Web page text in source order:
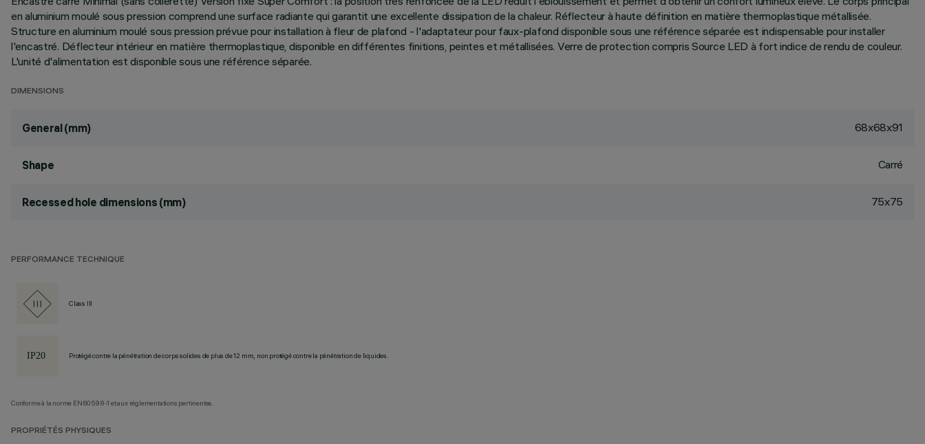
en aluminium moulé sous pression comprend une surface radiante qui garantit une excellente dissipation de la chaleur. Réflecteur à haute définition en matière thermoplastique métallisée.
Structure en aluminium moulé sous pression prévue pour installation à fleur de plafond - l'adaptateur pour faux-plafond disponible sous une référence séparée est indispensable pour installer
l'encastré. Déflecteur intérieur en matière thermoplastique, disponible en différentes finitions, peintes et métallisées. Verre de protection compris Source LED à fort indice de rendu de couleur.
L'unité d'alimentation est disponible sous une référence séparée.
DIMENSIONS
General (mm) 68x68x91
Shape Carré
Recessed hole dimensions (mm) 75x75
PERFORMANCE TECHNIQUE
Class III
Protégé contre la pénétration de corps solides de plus de 12 mm, non protégé contre la pénétration de liquides.
Conforme à la norme EN60598-1 et aux réglementations pertinentes.
PROPRIÉTÉS PHYSIQUES